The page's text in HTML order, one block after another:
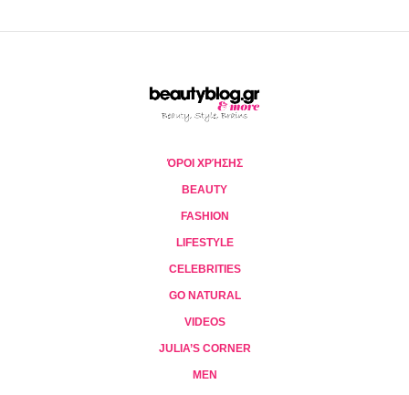
ΌΡΟΙ ΧΡΉΣΗΣ
BEAUTY
FASHION
LIFESTYLE
CELEBRITIES
GO NATURAL
VIDEOS
JULIA’S CORNER
MEN